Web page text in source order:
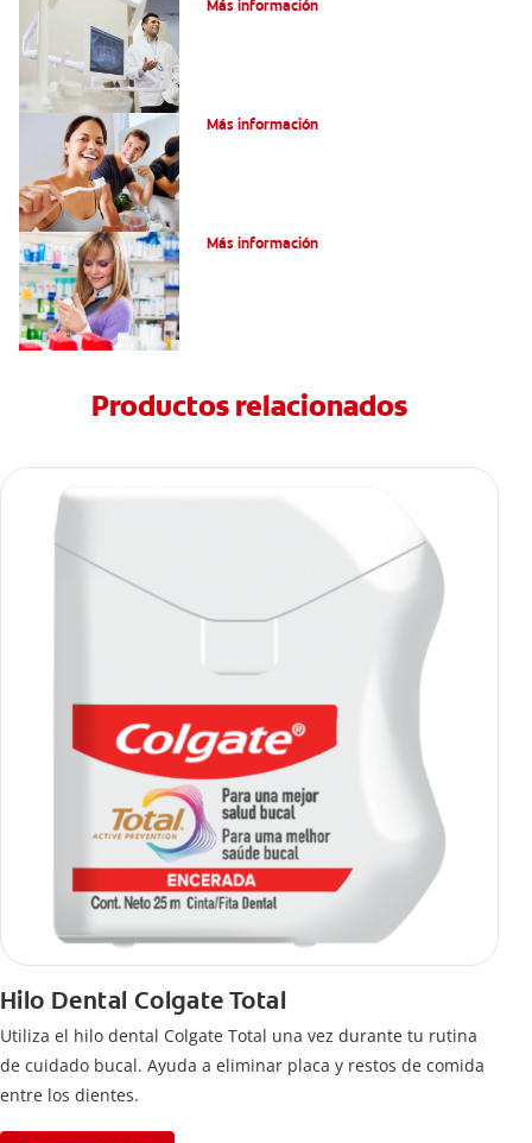
Más información
Más información
Más información
Productos relacionados
Hilo Dental Colgate Total
Utiliza el hilo dental Colgate Total una vez durante tu rutina
de cuidado bucal. Ayuda a eliminar placa y restos de comida
entre los dientes.